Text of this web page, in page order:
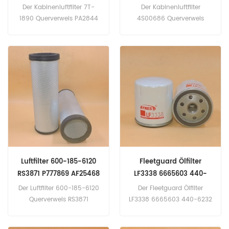
AF4731 LAF5026
Der Kabinenluftfilter 7T-
1890 Querverweis PA2844
D10N (3412 eng). D10R
(3412 eng). D10R(3412E
eng). D10R(3412E eng).
D11N (3508 eng).
D11R(3508; 3508B eng).
4S00686 PA5656
P500248 AF55754
Der Kabinenluftfilter
4S00686 Querverweis
Luftfilter 600-185-6120
RS3871 P777869 AF25468
474-00037
Der Luftfilter 600-185-6120
Querverweis RS3871
Fleetguard Ölfilter
LF3338 6665603 440-
6232
Der Fleetguard Ölfilter
LF3338 6665603 440-6232